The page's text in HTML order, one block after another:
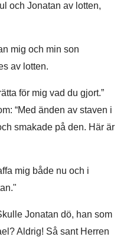
och Jonatan av lotten,
mig och min son
av lotten.
för mig vad du gjort.”
“Med änden av staven i
smakade på den. Här är
mig både nu och i
Jonatan dö, han som
Aldrig! Så sant Herren